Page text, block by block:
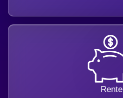
Rente